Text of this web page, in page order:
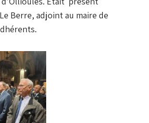
Berre, adjoint au maire de